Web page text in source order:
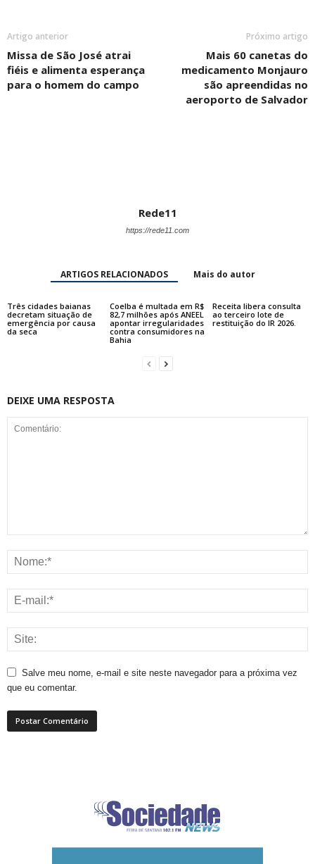
Artigo anterior
Missa de São José atrai
fiéis e alimenta esperança
para o homem do campo
Próximo artigo
Mais 60 canetas do
medicamento Monjauro
são apreendidas no
aeroporto de Salvador
Rede11
https://rede11.com
ARTIGOS RELACIONADOS Mais do autor
Três cidades baianas
decretam situação de
emergência por causa
da seca
Coelba é multada em R$
82,7 milhões após ANEEL
apontar irregularidades
contra consumidores na
Bahia
Receita libera consulta
ao terceiro lote de
restituição do IR 2026.
DEIXE UMA RESPOSTA
Salve meu nome, e-mail e site neste navegador para a próxima vez
que eu comentar.